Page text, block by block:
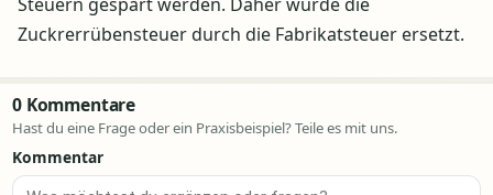
Zuckrerrübensteuer durch die Fabrikatsteuer ersetzt.
0 Kommentare
Hast du eine Frage oder ein Praxisbeispiel? Teile es mit uns.
Kommentar